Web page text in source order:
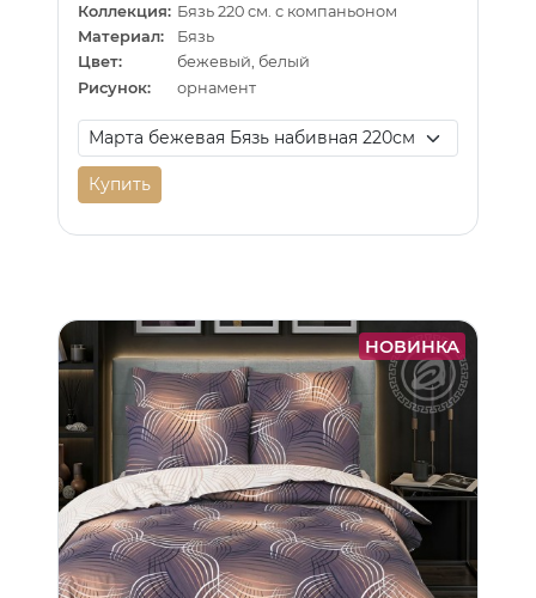
Коллекция: Бязь 220 см. с компаньоном
Материал:
Бязь
Цвет:
бежевый, белый
Рисунок:
орнамент
Купить
НОВИНКА